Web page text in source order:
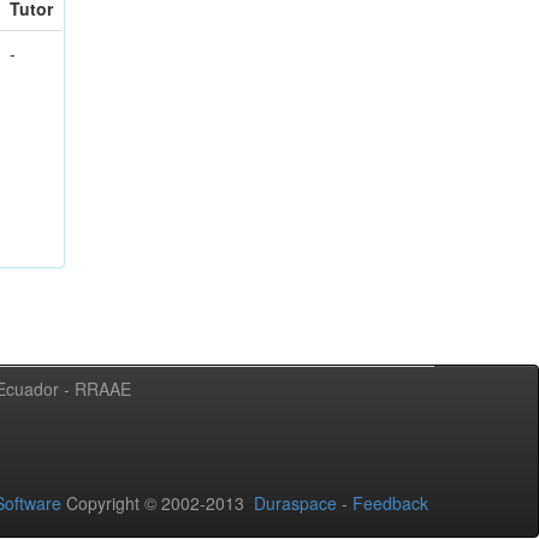
Tutor
-
- RRAAE
Copyright © 2002-2013 Duraspace - Feedback